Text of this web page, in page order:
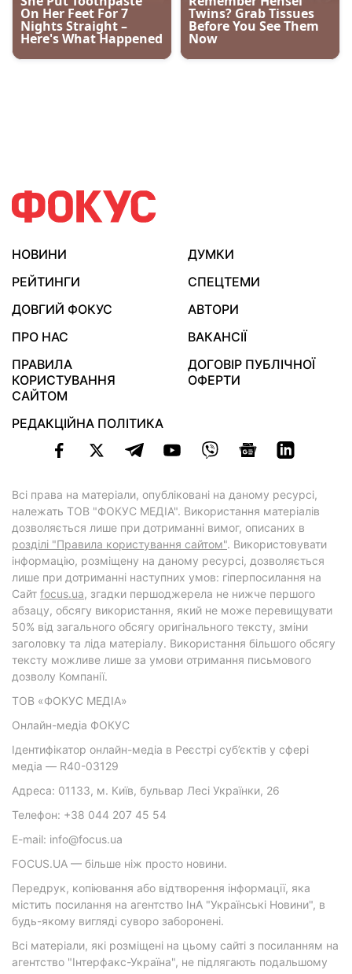
НОВИНИ
ДУМКИ
РЕЙТИНГИ
СПЕЦТЕМИ
ДОВГИЙ ФОКУС
АВТОРИ
ПРО НАС
ВАКАНСІЇ
ПРАВИЛА
КОРИСТУВАННЯ
САЙТОМ
ДОГОВІР ПУБЛІЧНОЇ
ОФЕРТИ
РЕДАКЦІЙНА ПОЛІТИКА
Всі права на матеріали, опубліковані на даному ресурсі,
належать ТОВ "ФОКУС МЕДІА". Використання матеріалів
дозволяється лише при дотриманні вимог, описаних в
розділі "Правила користування сайтом". Використовувати
інформацію, розміщену на даному ресурсі, дозволяється
лише при дотриманні наступних умов: гіперпосилання на
Cайт focus.ua, згадки першоджерела не нижче першого
абзацу, обсягу використання, який не може перевищувати
50% від загального обсягу оригінального тексту, зміни
заголовку та ліда матеріалу. Використання більшого обсягу
тексту можливе лише за умови отримання письмового
дозволу Компанії.
ТОВ «ФОКУС МЕДІА»
Онлайн-медіа ФОКУС
Ідентифікатор онлайн-медіа в Реєстрі суб’єктів у сфері
медіа — R40-03129
Адреса: 01133, м. Київ, бульвар Лесі Українки, 26
Телефон: +38 044 207 45 54
E-mail: info@focus.ua
FOCUS.UA — більше ніж просто новини.
Передрук, копіювання або відтворення інформації, яка
містить посилання на агентство ІнА "Українські Новини", в
будь-якому вигляді суворо заборонені.
Всі матеріали, які розміщені на цьому сайті з посиланням на
агентство "Інтерфакс-Україна", не підлягають подальшому